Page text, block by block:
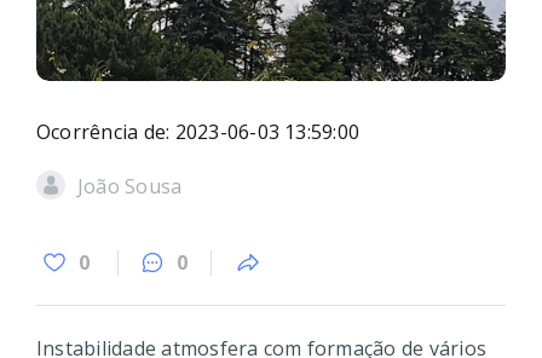
Ocorrência de: 2023-06-03 13:59:00
João Sousa
0 0
Instabilidade atmosfera com formação de vários